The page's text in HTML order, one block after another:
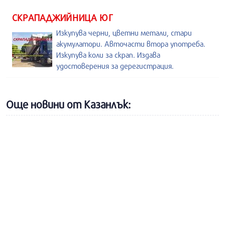
СКРАПАДЖИЙНИЦА ЮГ
Изкупува черни, цветни метали, стари
акумулатори. Авточасти втора употреба.
Изкупува коли за скрап. Издава
удостоверения за дерегистрация.
Още новини от Казанлък: